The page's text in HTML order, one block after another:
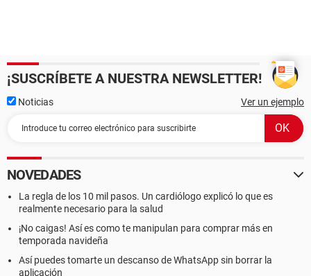
¡SUSCRÍBETE A NUESTRA NEWSLETTER!
Noticias Ver un ejemplo
NOVEDADES
La regla de los 10 mil pasos. Un cardiólogo explicó lo que es
realmente necesario para la salud
¡No caigas! Así es como te manipulan para comprar más en
temporada navideña
Así puedes tomarte un descanso de WhatsApp sin borrar la
aplicación